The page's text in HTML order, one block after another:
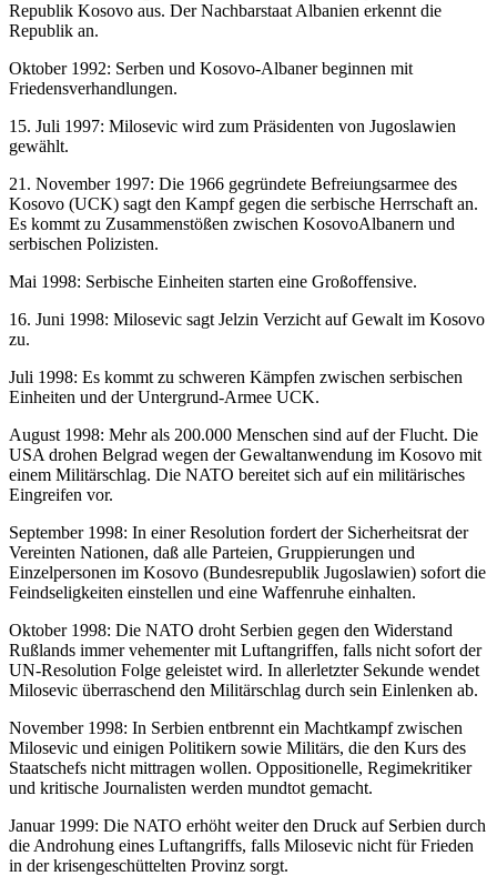
Republik Kosovo aus. Der Nachbarstaat Albanien erkennt die
Republik an.
Oktober 1992: Serben und Kosovo-Albaner beginnen mit
Friedensverhandlungen.
15. Juli 1997: Milosevic wird zum Präsidenten von Jugoslawien
gewählt.
21. November 1997: Die 1966 gegründete Befreiungsarmee des
Kosovo (UCK) sagt den Kampf gegen die serbische Herrschaft an.
Es kommt zu Zusammenstößen zwischen KosovoAlbanern und
serbischen Polizisten.
Mai 1998: Serbische Einheiten starten eine Großoffensive.
16. Juni 1998: Milosevic sagt Jelzin Verzicht auf Gewalt im Kosovo
zu.
Juli 1998: Es kommt zu schweren Kämpfen zwischen serbischen
Einheiten und der Untergrund-Armee UCK.
August 1998: Mehr als 200.000 Menschen sind auf der Flucht. Die
USA drohen Belgrad wegen der Gewaltanwendung im Kosovo mit
einem Militärschlag. Die NATO bereitet sich auf ein militärisches
Eingreifen vor.
September 1998: In einer Resolution fordert der Sicherheitsrat der
Vereinten Nationen, daß alle Parteien, Gruppierungen und
Einzelpersonen im Kosovo (Bundesrepublik Jugoslawien) sofort die
Feindseligkeiten einstellen und eine Waffenruhe einhalten.
Oktober 1998: Die NATO droht Serbien gegen den Widerstand
Rußlands immer vehementer mit Luftangriffen, falls nicht sofort der
UN-Resolution Folge geleistet wird. In allerletzter Sekunde wendet
Milosevic überraschend den Militärschlag durch sein Einlenken ab.
November 1998: In Serbien entbrennt ein Machtkampf zwischen
Milosevic und einigen Politikern sowie Militärs, die den Kurs des
Staatschefs nicht mittragen wollen. Oppositionelle, Regimekritiker
und kritische Journalisten werden mundtot gemacht.
Januar 1999: Die NATO erhöht weiter den Druck auf Serbien durch
die Androhung eines Luftangriffs, falls Milosevic nicht für Frieden
in der krisengeschüttelten Provinz sorgt.